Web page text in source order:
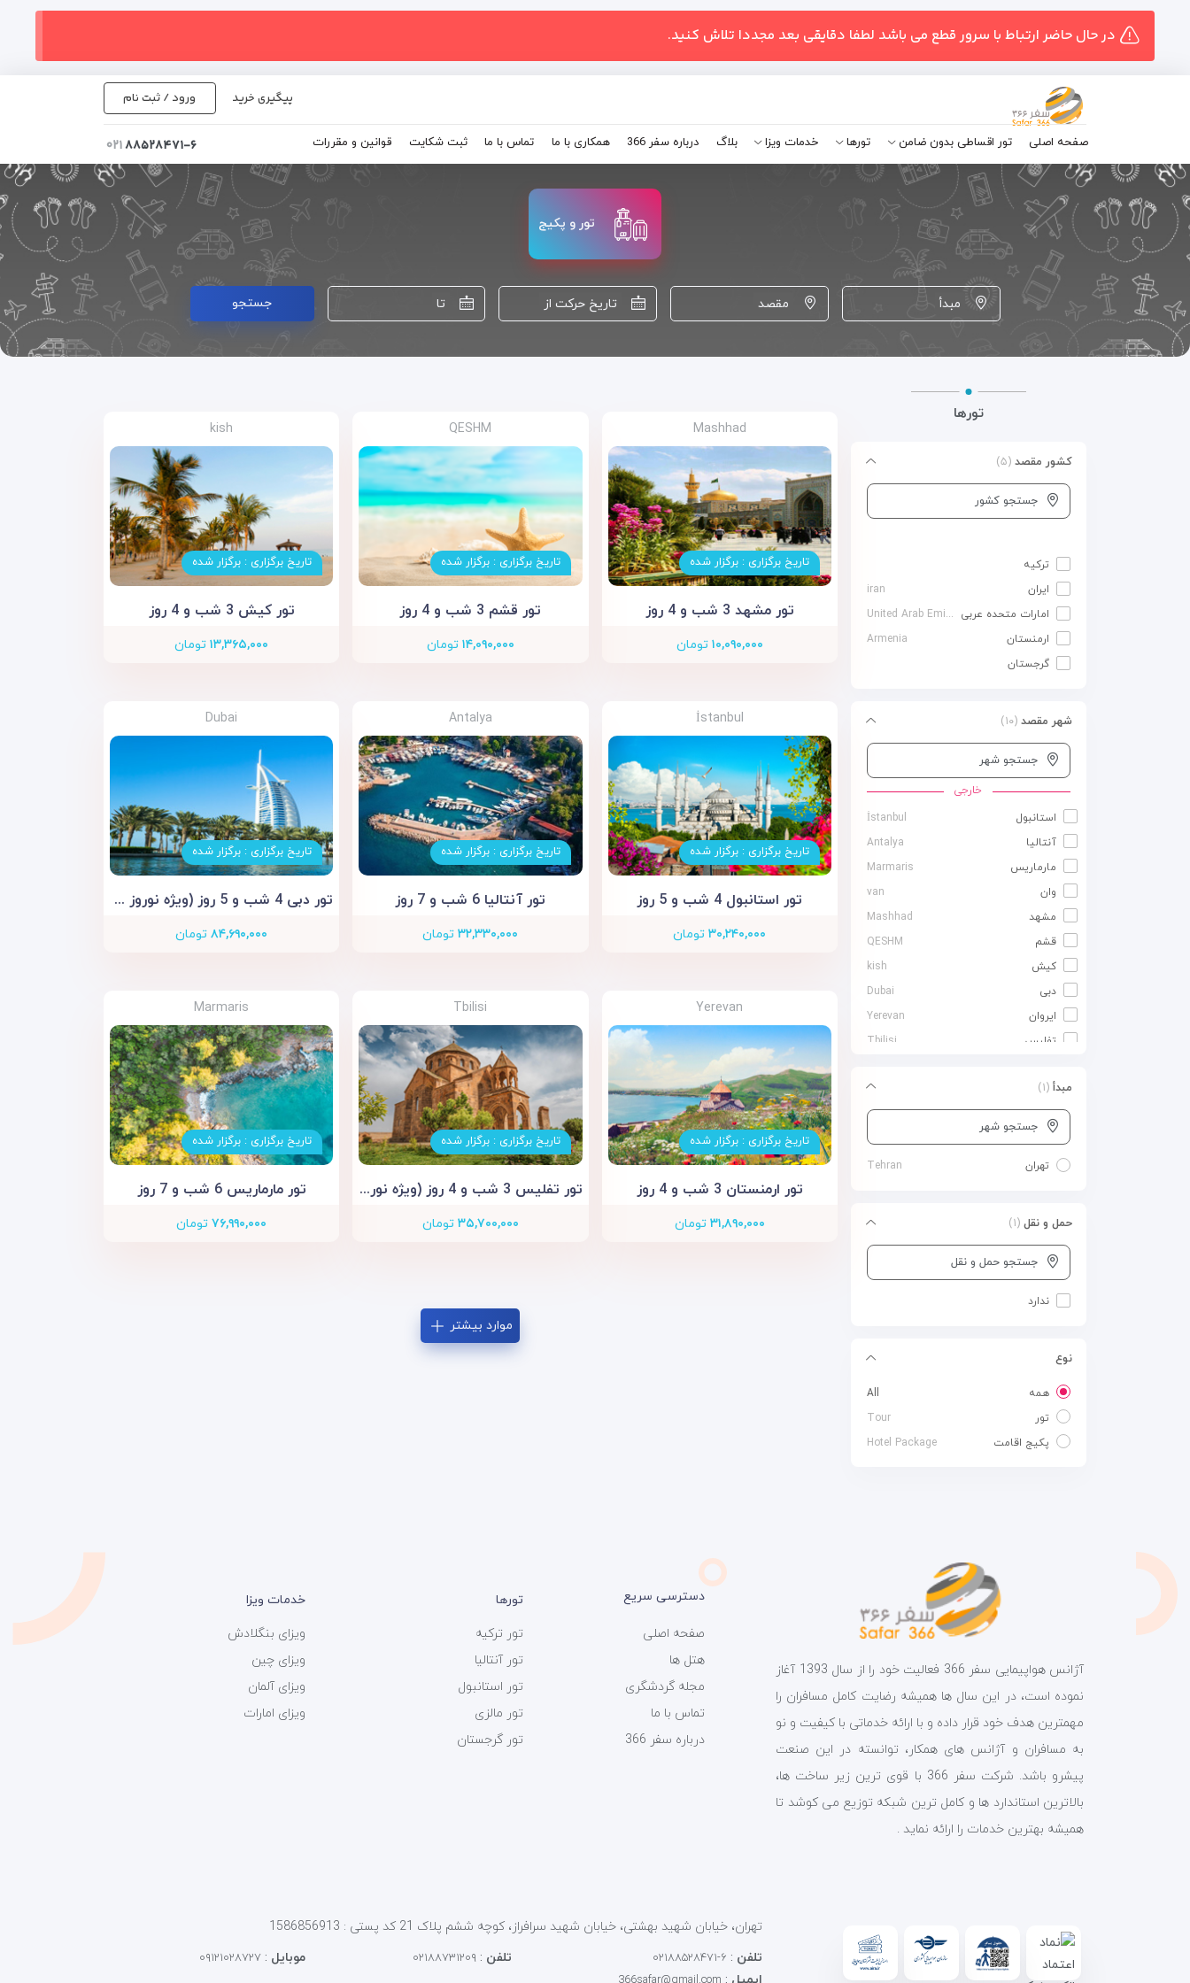
در حال حاضر ارتباط با سرور قطع می باشد لطفا دقایقی بعد مجددا تلاش کنید.
پیگیری خرید ورود / ثبت نام
صفحه اصلی تور اقساطی بدون ضامن تورها خدمات ویزا بلاگ درباره سفر 366 همکاری با ما تماس با ما ثبت شکایت قوانین و مقررات ۸۸۵۲۸۴۷۱-۶۰۲۱
تور و پکیج
مبدأ مقصد تاریخ حرکت از تا جستجو
تورها
کشور مقصد (۵)
جستجو کشور
ترکیه
ایران
iran
امارات متحده عربی
United Arab Emirates
ارمنستان
Armenia
گرجستان
شهر مقصد (۱۰)
جستجو شهر
خارجی
استانبول
İstanbul
آنتالیا
Antalya
مارماریس
Marmaris
وان
van
مشهد
Mashhad
قشم
QESHM
کیش
kish
دبی
Dubai
ایروان
Yerevan
تفلیس
Tbilisi
مبدأ (۱)
جستجو شهر
تهران Tehran
حمل و نقل (۱)
جستجو حمل و نقل
ندارد
نوع
همه
All
تور
Tour
پکیج اقامت
Hotel Package
Mashhad
تاریخ برگزاری : برگزار شده
تور مشهد 3 شب و 4 روز
۱۰,۰۹۰,۰۰۰ تومان
QESHM
تاریخ برگزاری : برگزار شده
تور قشم 3 شب و 4 روز
۱۴,۰۹۰,۰۰۰ تومان
kish
تاریخ برگزاری : برگزار شده
تور کیش 3 شب و 4 روز
۱۳,۳۶۵,۰۰۰تومان
İstanbul
تاریخ برگزاری : برگزار شده
تور استانبول 4 شب و 5 روز
۳۰,۲۴۰,۰۰۰تومان
Antalya
تاریخ برگزاری : برگزار شده
تور آنتالیا 6 شب و 7 روز
۳۲,۳۳۰,۰۰۰تومان
Dubai
تاریخ برگزاری : برگزار شده
تور دبی 4 شب و 5 روز (ویژه نوروز 1405)
۸۴,۶۹۰,۰۰۰تومان
Yerevan
تاریخ برگزاری : برگزار شده
تور ارمنستان 3 شب و 4 روز
۳۱,۸۹۰,۰۰۰ تومان
Tbilisi
تاریخ برگزاری : برگزار شده
تور تفلیس 3 شب و 4 روز (ویژه نوروز 1405)
۳۵,۷۰۰,۰۰۰ تومان
Marmaris
تاریخ برگزاری : برگزار شده
تور مارماریس 6 شب و 7 روز
۷۶,۹۹۰,۰۰۰تومان
موارد بیشتر
آژانس هواپیمایی سفر 366 فعالیت خود را از سال 1393 آغاز
نموده است، در این سال ها همیشه رضایت کامل مسافران را
مهمترین هدف خود قرار داده و با ارائه خدماتی با کیفیت و نو
به مسافران و آژانس های همکار، توانسته در این صنعت
پیشرو باشد. شرکت سفر 366 با قوی ترین زیر ساخت ها،
بالاترین استاندارد ها و کامل ترین شبکه توزیع می کوشد تا
همیشه بهترین خدمات را ارائه نماید .
دسترسی سریع
صفحه اصلی
هتل ها
مجله گردشگری
تماس با ما
درباره سفر 366
تورها
تور ترکیه
تور آنتالیا
تور استانبول
تور مالزی
تور گرجستان
خدمات ویزا
ویزای بنگلادش
ویزای چین
ویزای آلمان
ویزای امارات
تهران، خیابان شهید بهشتی، خیابان شهید سرافراز، کوچه ششم پلاک 21 کد پستی : 1586856913
تلفن : ۶-۰۲۱۸۸۵۲۸۴۷۱ تلفن : ۰۲۱۸۸۷۳۱۲۰۹ موبایل : ۰۹۱۲۱۰۲۸۷۲۷